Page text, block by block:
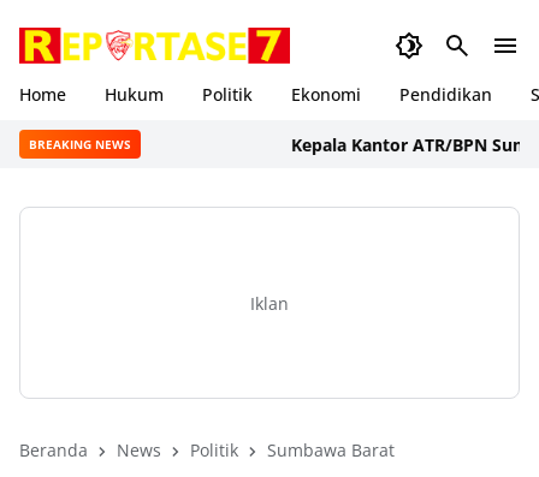
Home Hukum Politik Ekonomi Pendidikan
BREAKING NEWS Kepala Kantor ATR/BPN
Iklan
Beranda News Politik Sumbawa Barat